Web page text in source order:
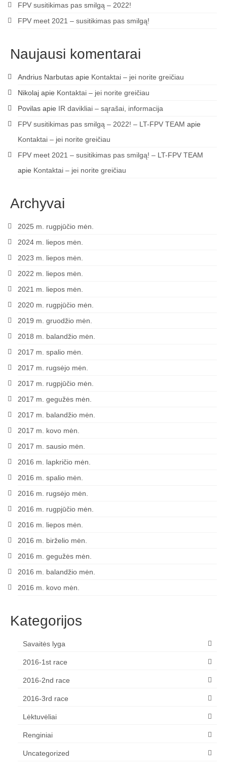
FPV susitikimas pas smilgą – 2022!
FPV meet 2021 – susitikimas pas smilgą!
Naujausi komentarai
Andrius Narbutas apie Kontaktai – jei norite greičiau
Nikolaj apie Kontaktai – jei norite greičiau
Povilas apie IR davikliai – sąrašai, informacija
FPV susitikimas pas smilgą – 2022! – LT-FPV TEAM apie
Kontaktai – jei norite greičiau
FPV meet 2021 – susitikimas pas smilgą! – LT-FPV TEAM
apie Kontaktai – jei norite greičiau
Archyvai
2025 m. rugpjūčio mėn.
2024 m. liepos mėn.
2023 m. liepos mėn.
2022 m. liepos mėn.
2021 m. liepos mėn.
2020 m. rugpjūčio mėn.
2019 m. gruodžio mėn.
2018 m. balandžio mėn.
2017 m. spalio mėn.
2017 m. rugsėjo mėn.
2017 m. rugpjūčio mėn.
2017 m. gegužės mėn.
2017 m. balandžio mėn.
2017 m. kovo mėn.
2017 m. sausio mėn.
2016 m. lapkričio mėn.
2016 m. spalio mėn.
2016 m. rugsėjo mėn.
2016 m. rugpjūčio mėn.
2016 m. liepos mėn.
2016 m. birželio mėn.
2016 m. gegužės mėn.
2016 m. balandžio mėn.
2016 m. kovo mėn.
Kategorijos
Savaitės lyga
2016-1st race
2016-2nd race
2016-3rd race
Lėktuvėliai
Renginiai
Uncategorized